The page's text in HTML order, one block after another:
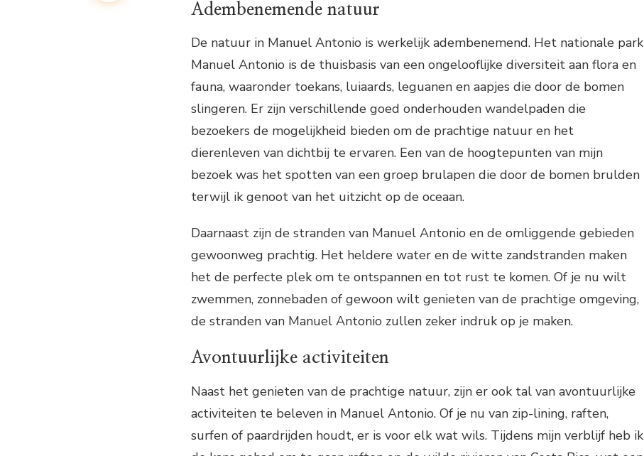
Adembenemende natuur
De natuur in Manuel Antonio is werkelijk adembenemend. Het nationale park
Manuel Antonio is de thuisbasis van een ongelooflijke diversiteit aan flora en
fauna, waaronder toekans, luiaards, leguanen en aapjes die door de bomen
slingeren. Er zijn verschillende goed onderhouden wandelpaden die
bezoekers de mogelijkheid bieden om de prachtige natuur en het
dierenleven van dichtbij te ervaren. Een van de hoogtepunten van mijn
bezoek was het spotten van een groep brulapen die door de bomen brulden
terwijl ik genoot van het uitzicht op de oceaan.
Daarnaast zijn de stranden van Manuel Antonio en de omliggende gebieden
gewoonweg prachtig. Het heldere water en de witte zandstranden maken
het de perfecte plek om te ontspannen en tot rust te komen. Of je nu wilt
zwemmen, zonnebaden of gewoon wilt genieten van de prachtige omgeving,
de stranden van Manuel Antonio zullen zeker indruk op je maken.
Avontuurlijke activiteiten
Naast het genieten van de prachtige natuur, zijn er ook tal van avontuurlijke
activiteiten te beleven in Manuel Antonio. Of je nu van zip-lining, raften,
surfen of paardrijden houdt, er is voor elk wat wils. Tijdens mijn verblijf heb ik